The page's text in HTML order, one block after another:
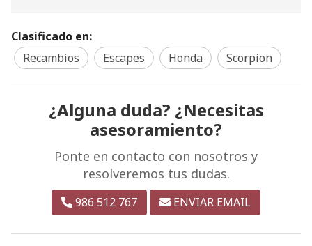
Clasificado en:
Recambios
Escapes Honda Scorpion
¿Alguna duda? ¿Necesitas
asesoramiento?
Ponte en contacto con nosotros y
resolveremos tus dudas.
986 512 767 ENVIAR EMAIL